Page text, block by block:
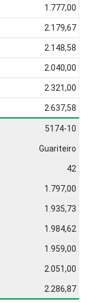
1.777,00
2.179,67
2.148,58
2.040,00
2.321,00
2.637,58
5174-10
Guariteiro
42
1.797,00
1.935,73
1.984,62
1.959,00
2.051,00
2.286,87